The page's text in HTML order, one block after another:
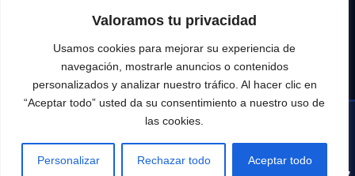
Valoramos tu privacidad
Usamos cookies para mejorar su experiencia de
navegación, mostrarle anuncios o contenidos
personalizados y analizar nuestro tráfico. Al hacer clic en
“Aceptar todo” usted da su consentimiento a nuestro uso de
las cookies.
Personalizar Rechazar todo Aceptar todo
Tango teatro television vigo
yupanqui
Aldiser / Youtube y las notas y entrevistas de Argentina,